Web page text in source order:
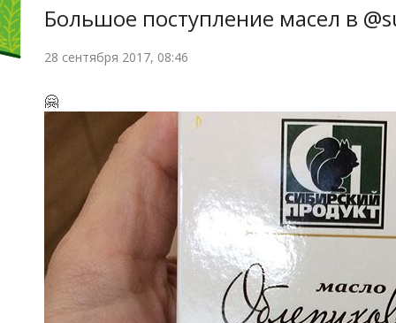
Большое поступление масел в
28 сентября 2017, 08:46
🤗